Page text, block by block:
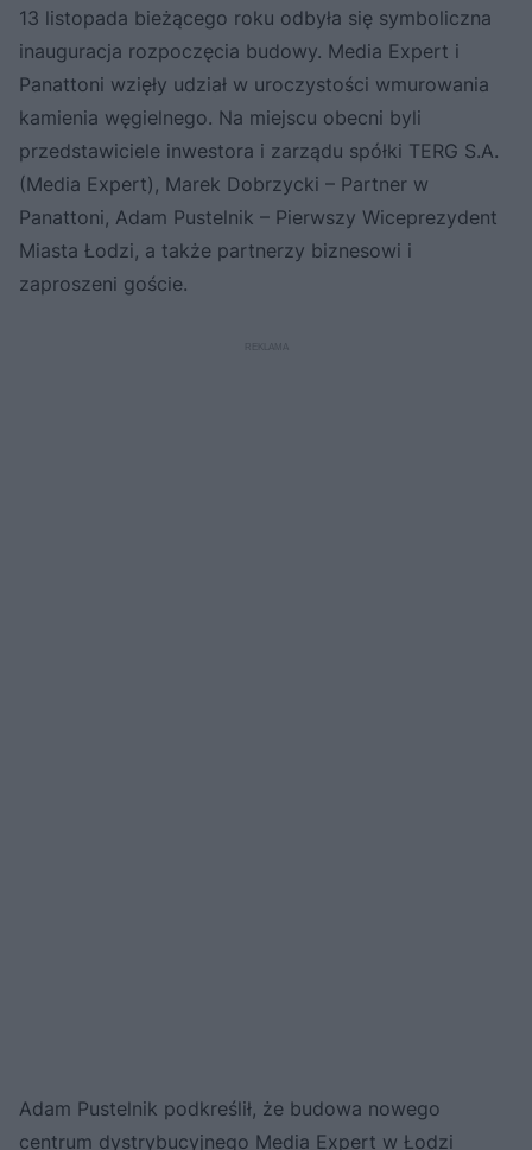
13 listopada bieżącego roku odbyła się symboliczna
inauguracja rozpoczęcia budowy. Media Expert i
Panattoni wzięły udział w uroczystości wmurowania
kamienia węgielnego. Na miejscu obecni byli
przedstawiciele inwestora i zarządu spółki TERG S.A.
(Media Expert), Marek Dobrzycki – Partner w
Panattoni, Adam Pustelnik – Pierwszy Wiceprezydent
Miasta Łodzi, a także partnerzy biznesowi i
zaproszeni goście.
Adam Pustelnik podkreślił, że budowa nowego
centrum dystrybucyjnego Media Expert w Łodzi